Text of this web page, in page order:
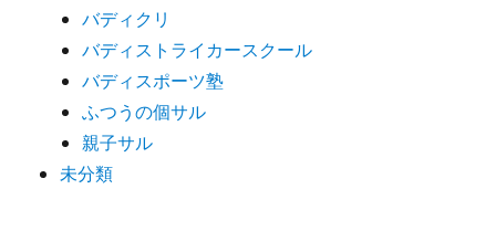
バディクリ
バディストライカースクール
バディスポーツ塾
ふつうの個サル
親子サル
未分類